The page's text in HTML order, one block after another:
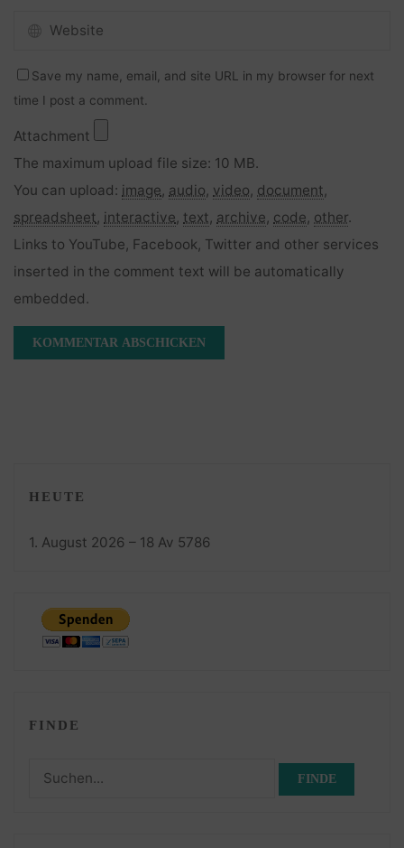
Save my name, email, and site URL in my browser for next
time I post a comment.
Attachment
The maximum upload file size: 10 MB.
You can upload: image, audio, video, document,
spreadsheet, interactive, text, archive, code, other.
Links to YouTube, Facebook, Twitter and other services
inserted in the comment text will be automatically
embedded.
HEUTE
1. August 2026 – 18 Av 5786
FINDE
Suchen